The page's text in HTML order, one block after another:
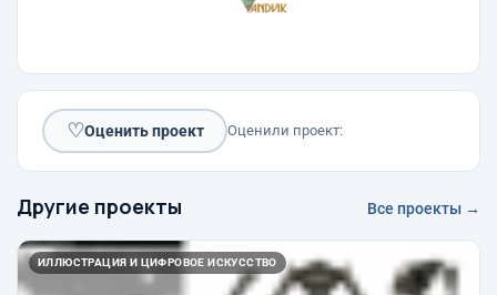
♡Оценить проект Оценили проект:
Другие проекты Все проекты →
ИЛЛЮСТРАЦИЯ И ЦИФРОВОЕ ИСКУССТВО